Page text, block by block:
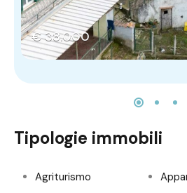
€ 38.000
Tipologie immobili
Agriturismo